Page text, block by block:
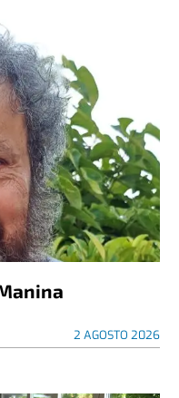
2 AGOSTO 2026